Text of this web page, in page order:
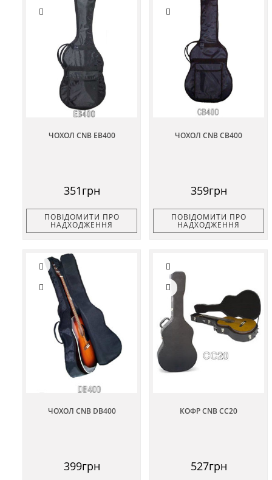
ЧОХОЛ CNB EB400
351грн
ПОВІДОМИТИ ПРО
НАДХОДЖЕННЯ
ЧОХОЛ CNB CB400
359грн
ПОВІДОМИТИ ПРО
НАДХОДЖЕННЯ
ЧОХОЛ CNB DB400
399грн
КОФР CNB CC20
527грн